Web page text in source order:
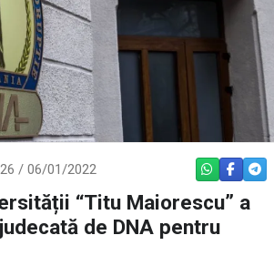
/ 06/01/2022 WHATSAPP
“Titu Maiorescu” a
de DNA pentru